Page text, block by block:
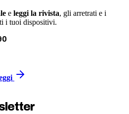
e leggi la rivista, gli arretrati e i
i tuoi dispositivi.